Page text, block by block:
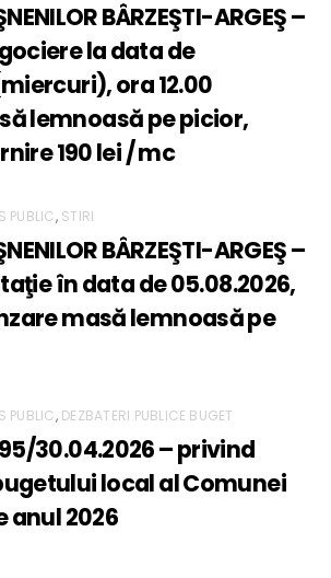
BÂRZEŞTI-ARGEŞ –
la data de
ora 12.00
lemnoasă pe picior,
190 lei / mc
PUBLIC, STIRI
BÂRZEŞTI-ARGEŞ –
în data de 05.08.2026,
masă lemnoasă pe
PUBLIC, DEZBATERI PUBLICE BUGET
30.04.2026 – privind
local al Comunei
anul 2026